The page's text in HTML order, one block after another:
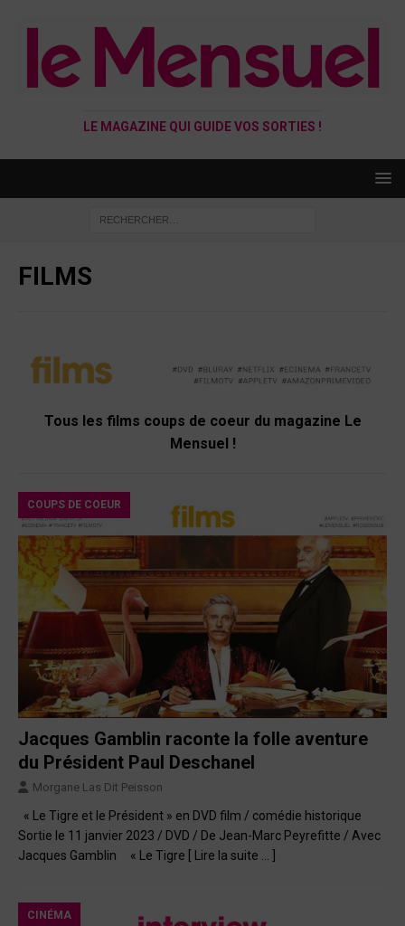
LE MAGAZINE QUI GUIDE VOS SORTIES !
FILMS
Tous les films coups de coeur du magazine Le
Mensuel !
COUPS DE COEUR
Jacques Gamblin raconte la folle aventure
du Président Paul Deschanel
Morgane Las Dit Peisson
« Le Tigre et le Président » en DVD film / comédie historique
Sortie le 11 janvier 2023 / DVD / De Jean-Marc Peyrefitte / Avec
Jacques Gamblin « Le Tigre
[ Lire la suite … ]
CINÉMA